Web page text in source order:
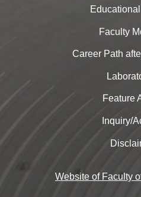
Faculty
Career Path
Feature
Inquiry/
Website of Faculty